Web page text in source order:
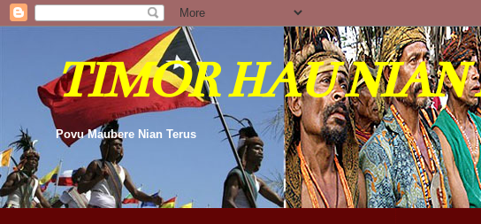
TIMOR HAU NIAN
Povu Maubere Nian Terus